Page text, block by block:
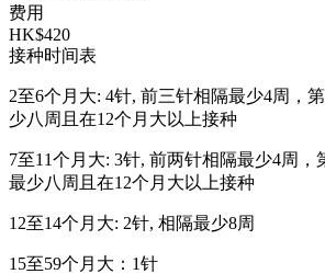
费用
HK$420
接种时间表
2至6个月大: 4针, 前三针相隔最少4周，
少八周且在12个月大以上接种
7至11个月大: 3针, 前两针相隔最少4周，
最少八周且在12个月大以上接种
12至14个月大: 2针, 相隔最少8周
15至59个月大：1针